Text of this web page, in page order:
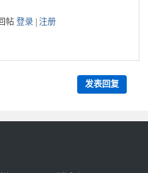
帖登录 |注册
发表回复